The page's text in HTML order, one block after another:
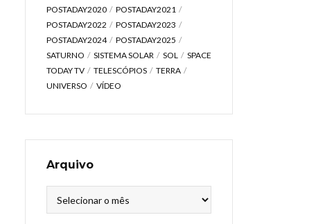
POSTADAY2020
POSTADAY2021
POSTADAY2022
POSTADAY2023
POSTADAY2024
POSTADAY2025
SATURNO
SISTEMA SOLAR SOL
SPACE
TODAY TV
TELESCÓPIOS
TERRA
UNIVERSO
VÍDEO
Arquivo